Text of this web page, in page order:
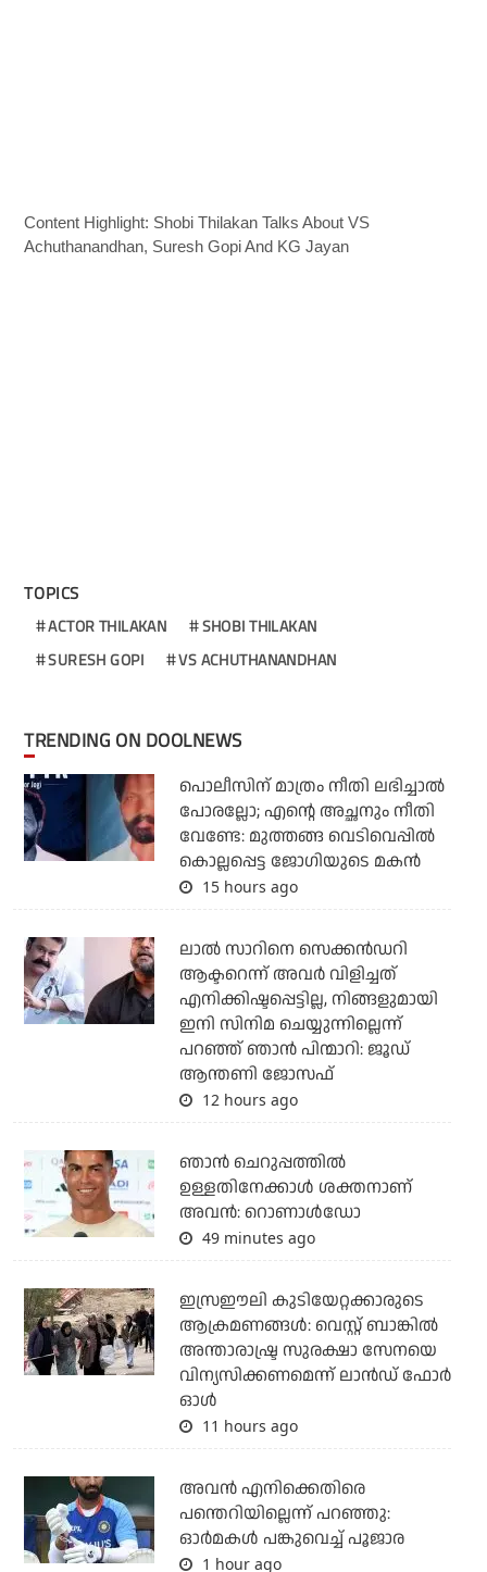
Content Highlight: Shobi Thilakan Talks About VS
Achuthanandhan, Suresh Gopi And KG Jayan
TOPICS
ACTOR THILAKAN
SHOBI THILAKAN
SURESH GOPI
VS ACHUTHANANDHAN
TRENDING ON DOOLNEWS
പൊലീസിന് മാത്രം നീതി ലഭിച്ചാല്‍
പോരല്ലോ; എന്റെ അച്ഛനും നീതി
വേണ്ടേ: മുത്തങ്ങ വെടിവെപ്പില്‍
കൊല്ലപ്പെട്ട ജോഗിയുടെ മകന്‍
15 hours ago
ലാല്‍ സാറിനെ സെക്കന്‍ഡറി
ആക്ടറെന്ന് അവര്‍ വിളിച്ചത്
എനിക്കിഷ്ടപ്പെട്ടില്ല, നിങ്ങളുമായി
ഇനി സിനിമ ചെയ്യുന്നില്ലെന്ന്
പറഞ്ഞ് ഞാന്‍ പിന്മാറി: ജൂഡ്
ആന്തണി ജോസഫ്
12 hours ago
ഞാന്‍ ചെറുപ്പത്തില്‍
ഉള്ളതിനേക്കാള്‍ ശക്തനാണ്
അവന്‍: റൊണാള്‍ഡോ
49 minutes ago
ഇസ്രഈലി കുടിയേറ്റക്കാരുടെ
ആക്രമണങ്ങള്‍: വെസ്റ്റ് ബാങ്കില്‍
അന്താരാഷ്ട്ര സുരക്ഷാ സേനയെ
വിന്യസിക്കണമെന്ന് ലാന്‍ഡ് ഫോര്‍
ഓള്‍
11 hours ago
അവന്‍ എനിക്കെതിരെ
പന്തെറിയില്ലെന്ന് പറഞ്ഞു:
ഓര്‍മകള്‍ പങ്കുവെച്ച് പൂജാര
1 hour ago